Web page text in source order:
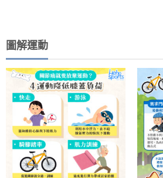
圖解運動